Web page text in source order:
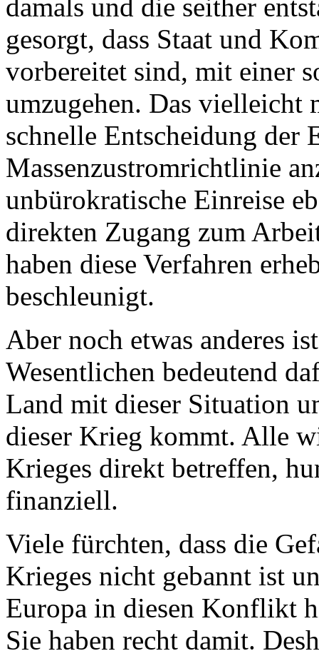
damals und die seither
gesorgt, dass Staat und
vorbereitet sind, mit einer
umzugehen. Das vielleicht
schnelle Entscheidung der
Massenzustromrichtlinie
unbürokratische Einreise
direkten Zugang zum
haben diese Verfahren
beschleunigt.
Aber noch etwas anderes
Wesentlichen bedeutend
Land mit dieser Situation
dieser Krieg kommt. Alle
Krieges direkt betreffen,
finanziell.
Viele fürchten, dass die
Krieges nicht gebannt ist
Europa in diesen Konflikt
Sie haben recht damit.